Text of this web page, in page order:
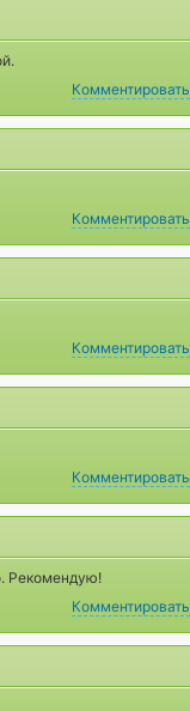
Комментировать
Комментировать
Комментировать
Комментировать
Рекомендую!
Комментировать